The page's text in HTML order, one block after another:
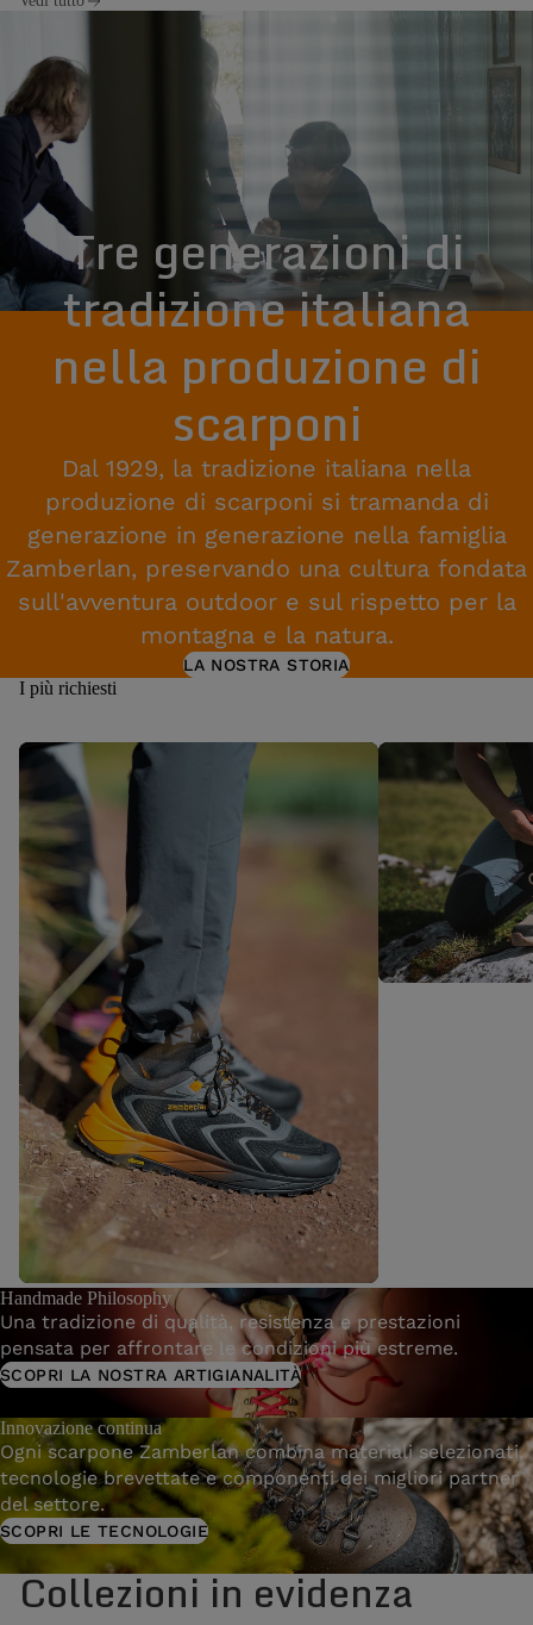
Tre generazioni di
tradizione italiana
nella produzione di
scarponi
Dal 1929, la tradizione italiana nella
produzione di scarponi si tramanda di
generazione in generazione nella famiglia
Zamberlan, preservando una cultura fondata
sull'avventura outdoor e sul rispetto per la
montagna e la natura.
LA NOSTRA STORIA
I più richiesti
ExoTrail GTX
Handmade Philosophy
Una tradizione di qualità, resistenza e prestazioni
pensata per affrontare le condizioni più estreme.
SCOPRI LA NOSTRA ARTIGIANALITÀ
Innovazione continua
Ogni scarpone Zamberlan combina materiali selezionati,
tecnologie brevettate e componenti dei migliori partner
del settore.
SCOPRI LE TECNOLOGIE
Collezioni in evidenza